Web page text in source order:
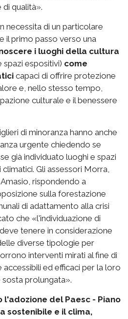
di qualità».
necessita di un particolare
il primo passo verso una
i luoghi della cultura
spazi espositivi) come
capaci di offrire protezione
e, nello stesso tempo,
culturale e il benessere
di minoranza hanno anche
urgente chiedendo se
già individuato luoghi e spazi
Gli assessori Morra,
rispondendo a
sulla forestazione
di adattamento alla crisi
che «l'individuazione di
tenere in considerazione
diverse tipologie per
interventi mirati al fine di
ed efficaci per la loro
prolungata».
l'adozione del Paesc - Piano
sostenibile e il clima,